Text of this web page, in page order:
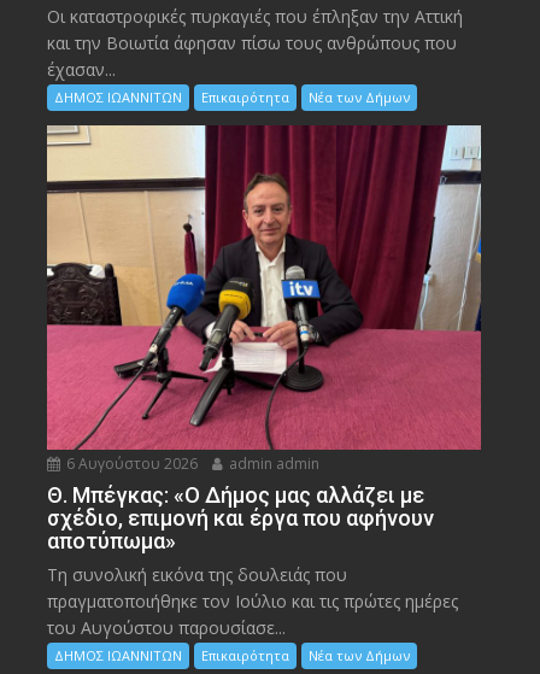
Οι καταστροφικές πυρκαγιές που έπληξαν την Αττική
και την Bοιωτία άφησαν πίσω τους ανθρώπους που
έχασαν...
ΔΗΜΟΣ ΙΩΑΝΝΙΤΩΝ Επικαιρότητα Νέα των Δήμων
6 Αυγούστου 2026 admin admin
Θ. Μπέγκας: «Ο Δήμος μας αλλάζει με
σχέδιο, επιμονή και έργα που αφήνουν
αποτύπωμα»
Τη συνολική εικόνα της δουλειάς που
πραγματοποιήθηκε τον Ιούλιο και τις πρώτες ημέρες
του Αυγούστου παρουσίασε...
ΔΗΜΟΣ ΙΩΑΝΝΙΤΩΝ Επικαιρότητα Νέα των Δήμων